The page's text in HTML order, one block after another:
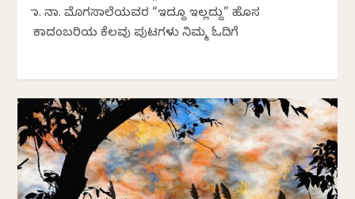
ಡಾ. ನಾ. ಮೊಗಸಾಲೆಯವರ “ಇದ್ದೂ ಇಲ್ಲದ್ದು” ಹೊಸ
ಕಾದಂಬರಿಯ ಕೆಲವು ಪುಟಗಳು ನಿಮ್ಮ ಓದಿಗೆ